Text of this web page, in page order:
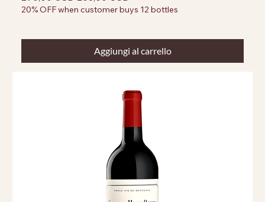
20% OFF when customer buys 12 bottles
Aggiungi al carrello